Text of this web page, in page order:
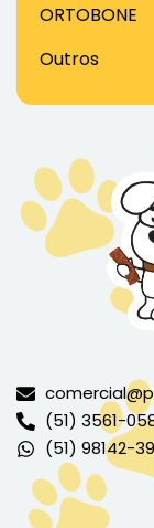
ORTOBONE
Outros
(51) 3561-
(51) 98142-